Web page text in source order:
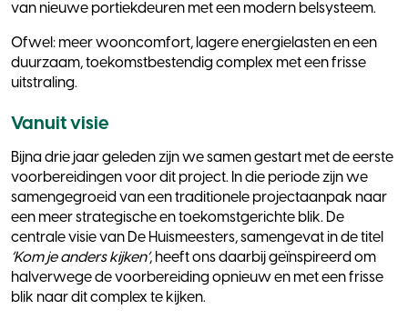
van nieuwe portiekdeuren met een modern belsysteem.
Ofwel: meer wooncomfort, lagere energielasten en een
duurzaam, toekomstbestendig complex met een frisse
uitstraling.
Vanuit visie
Bijna drie jaar geleden zijn we samen gestart met de eerste
voorbereidingen voor dit project. In die periode zijn we
samengegroeid van een traditionele projectaanpak naar
een meer strategische en toekomstgerichte blik. De
centrale visie van De Huismeesters, samengevat in de titel
‘Kom je anders kijken’, heeft ons daarbij geïnspireerd om
halverwege de voorbereiding opnieuw en met een frisse
blik naar dit complex te kijken.